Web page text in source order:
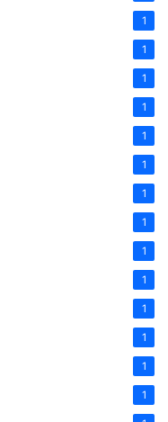
1
1
1
1
1
1
1
1
1
1
1
1
1
1